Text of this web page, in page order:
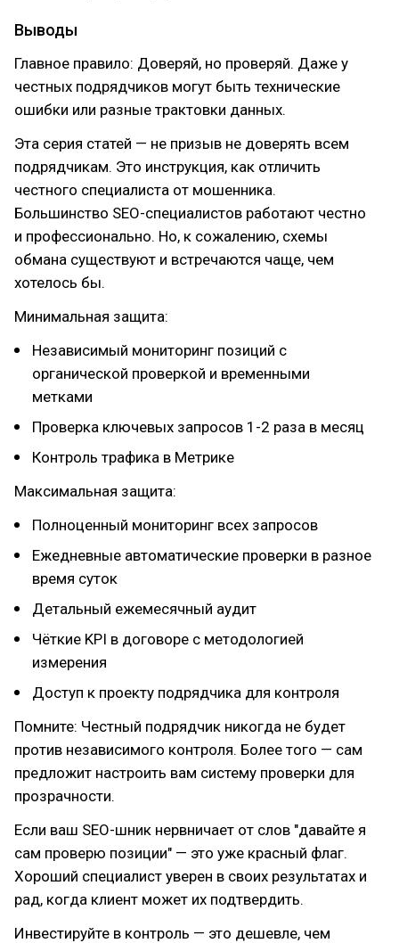
Выводы
Главное правило: Доверяй, но проверяй. Даже у
честных подрядчиков могут быть технические
ошибки или разные трактовки данных.
Эта серия статей — не призыв не доверять всем
подрядчикам. Это инструкция, как отличить
честного специалиста от мошенника.
Большинство SEO-специалистов работают честно
и профессионально. Но, к сожалению, схемы
обмана существуют и встречаются чаще, чем
хотелось бы.
Минимальная защита:
Независимый мониторинг позиций с
органической проверкой и временными
метками
Проверка ключевых запросов 1-2 раза в месяц
Контроль трафика в Метрике
Максимальная защита:
Полноценный мониторинг всех запросов
Ежедневные автоматические проверки в разное
время суток
Детальный ежемесячный аудит
Чёткие KPI в договоре с методологией
измерения
Доступ к проекту подрядчика для контроля
Помните: Честный подрядчик никогда не будет
против независимого контроля. Более того — сам
предложит настроить вам систему проверки для
прозрачности.
Если ваш SEO-шник нервничает от слов "давайте я
сам проверю позиции" — это уже красный флаг.
Хороший специалист уверен в своих результатах и
рад, когда клиент может их подтвердить.
Инвестируйте в контроль — это дешевле, чем